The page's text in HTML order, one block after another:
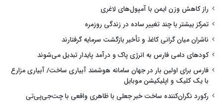
راز کاهش وزن ایمن با آمپول‌های لاغری
تمرکز بیشتر با چند تغییر ساده در زندگی روزمره
ناشران میان گرانی کاغذ و تأخیر بازگشت سرمایه گرفتارند
کودهای دامی فارس به انرژی پاک و درآمد پایدار تبدیل می‌شوند
فارس برای اولین بار در جهان سامانه هوشمند آبیاری ساخت/ آبیاری مزارع
با یک کلیک و اپلیکیشن موبایل
رکورد نگران‌کننده ساخت خبر جعلی با ظاهری واقعی با چت‌جی‌پی‌تی